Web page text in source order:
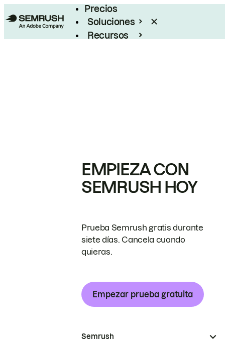
Precios
Soluciones
Recursos
EMPIEZA CON
SEMRUSH HOY
Prueba Semrush gratis durante
siete días. Cancela cuando
quieras.
Empezar prueba gratuita
Semrush